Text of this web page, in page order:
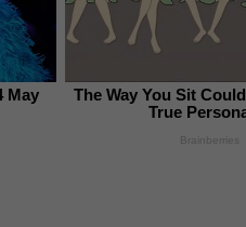
May
The Way You Sit
True
Brainberries